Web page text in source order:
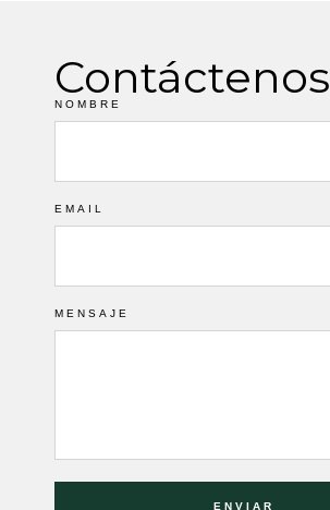
Contáctenos
NOMBRE
EMAIL
MENSAJE
ENVIAR